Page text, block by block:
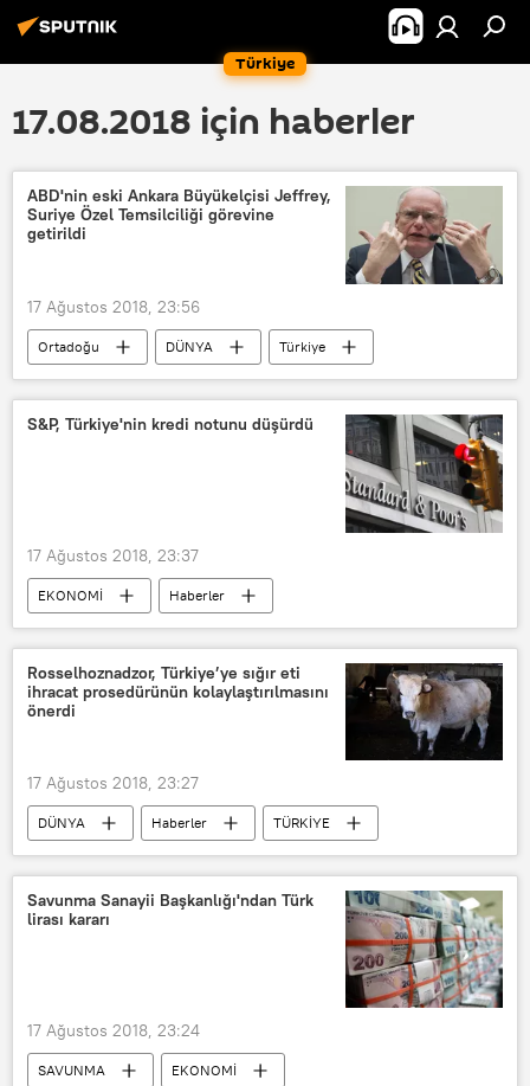
Türkiye
17.08.2018 için haberler
ABD'nin eski Ankara Büyükelçisi Jeffrey,
Suriye Özel Temsilciliği görevine
getirildi
17 Ağustos 2018, 23:56
Ortadoğu DÜNYA
Türkiye
POLİTİKA
Haberler
ABD
Suriye
TÜRKİYE
S&P, Türkiye'nin kredi notunu düşürdü
17 Ağustos 2018, 23:37
EKONOMİ
Haberler
TÜRKİYE
ABD
Standard and Poor's (S&P)
Kredi derecelendirme kuruluşu
Rosselhoznadzor, Türkiye’ye sığır eti
ihracat prosedürünün kolaylaştırılmasını
önerdi
17 Ağustos 2018, 23:27
DÜNYA Haberler
TÜRKİYE
Rusya
Rusya Federal Tarım Ürünleri Denetleme Ajansı (Rosselhoznadzor)
Savunma Sanayii Başkanlığı'ndan Türk
lirası kararı
17 Ağustos 2018, 23:24
SAVUNMA
EKONOMİ